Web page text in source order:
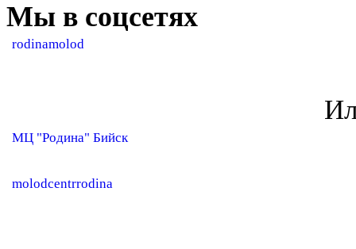
Мы в соцсетях
rodinamolod
МЦ "Родина" Бийск
molodcentrrodina